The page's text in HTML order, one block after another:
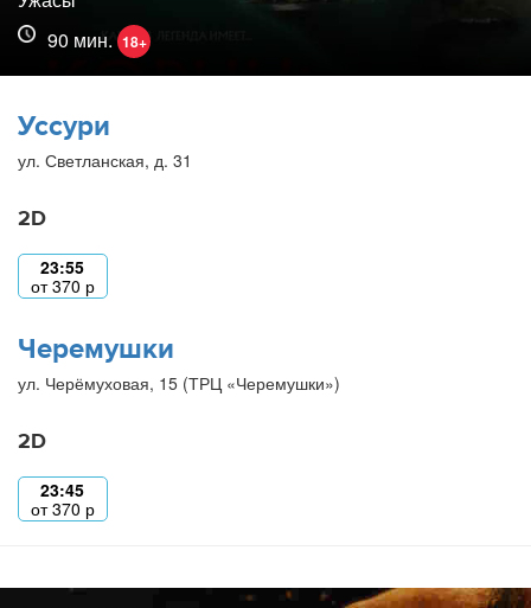
90 мин. 18+
Уссури
ул. Светланская, д. 31
2D
23:55
от370 р
Черемушки
ул. Черёмуховая, 15 (ТРЦ «Черемушки»)
2D
23:45
от370 р